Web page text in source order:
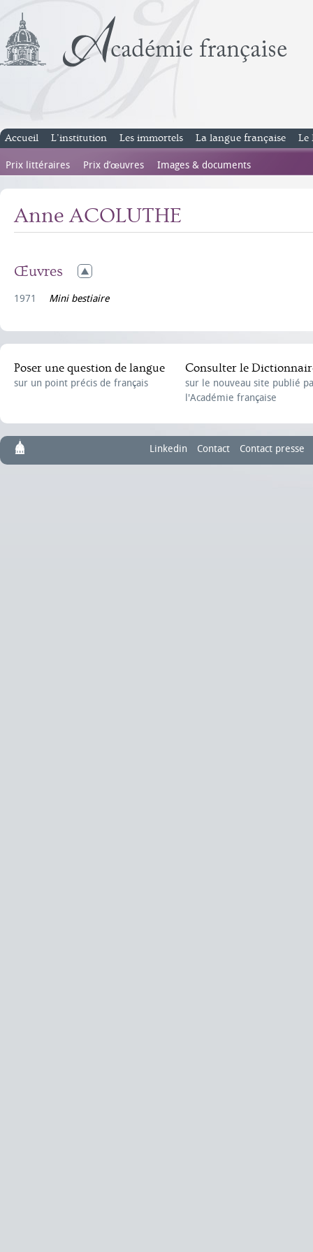
Accueil L’institution Les immortels La langue française Le
Prix littéraires Prix d’œuvres Images & documents
Anne ACOLUTHE
Œuvres
1971 Mini bestiaire
Poser une question de langue
sur un point précis de français
Consulter le
sur le nouveau site publié
l'Académie française
Linkedin Contact Contact presse